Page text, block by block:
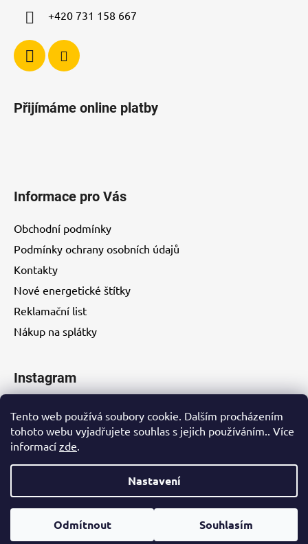
Tento web používá soubory cookie. Dalším procházením
tohoto webu vyjadřujete souhlas s jejich používáním.. Více
informací zde.
Nastavení
Odmítnout Souhlasím
+420 731 158 667
Přijímáme online platby
Informace pro Vás
Obchodní podmínky
Podmínky ochrany osobních údajů
Kontakty
Nové energetické štítky
Reklamační list
Nákup na splátky
Instagram
Vytvořil Shoptet
Copyright 2026
. Všechna práva